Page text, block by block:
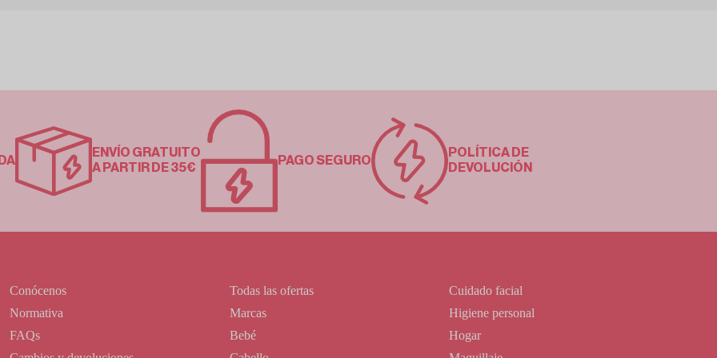
ENVÍO GRATUITO
A PARTIR DE 35€
PAGO SEGURO
POLÍTICA DE
DEVOLUCIÓN
Conócenos
Normativa
FAQs
Todas las ofertas
Marcas
Bebé
Cuidado facial
Higiene personal
Hogar